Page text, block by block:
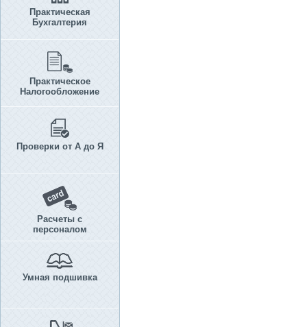
Практическая
Бухгалтерия
Практическое
Налогообложение
Проверки от А до Я
Расчеты с
персоналом
Умная подшивка